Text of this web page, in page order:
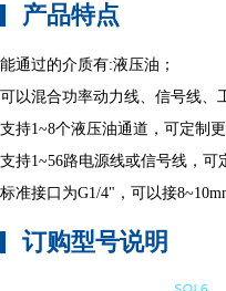
产品特点
能通过的介质有:液压油；
可以混合功率动力线、信号线、
支持1~8个液压油通道，可定制更
支持1~56路电源线或信号线，可
标准接口为G1/4"，可以接
订购型号说明